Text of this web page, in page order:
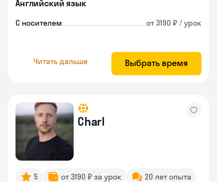
Английский язык
С носителем от 3190 ₽ / урок
Читать дальше Выбрать время
Charl
5 от 3190 ₽ за урок
20 лет опыта